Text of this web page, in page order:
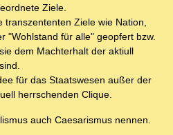
Ziele.
transzententen Ziele wie Nation,
"Wohlstand für alle" geopfert bzw.
dem Machterhalt der aktiull
für das Staatswesen außer der
herrschenden Clique.
auch Caesarismus nennen.